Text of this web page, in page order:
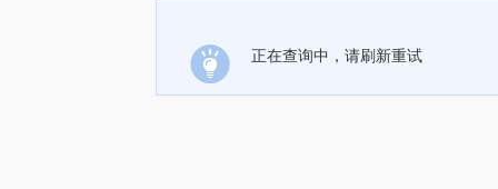
正在查询中，请刷新重试